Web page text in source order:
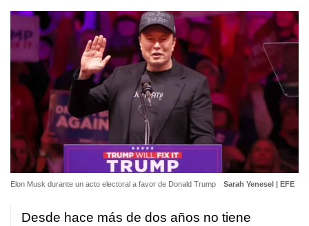
Elon Musk durante un acto electoral a favor de Donald Trump Sarah Yenesel | EFE
Desde hace más de dos años no tiene